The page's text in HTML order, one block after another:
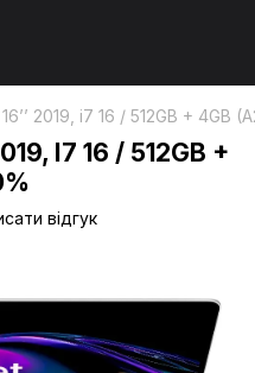
2019, i7 16 / 512GB + 4GB
I7 16 / 512GB +
відгук